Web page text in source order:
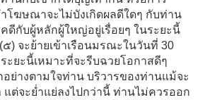
โฆษณาจะไม่บังเกิดผลดีใดๆ กับท่าน
ดีกับผู้หลักผู้ใหญ่อยู่เรื่อยๆ ในระยะนี้
) จะย้ายเข้าเรือนมรณะในวันที่ 30
ะยะนี้เหมาะที่จะรีบฉวยโอกาสดีๆ
ย่างตามใจท่าน บริวารของท่านแม้จะ
ต่จะย่ำแย่ลงไปกว่านี้ ท่านไม่ควรออก